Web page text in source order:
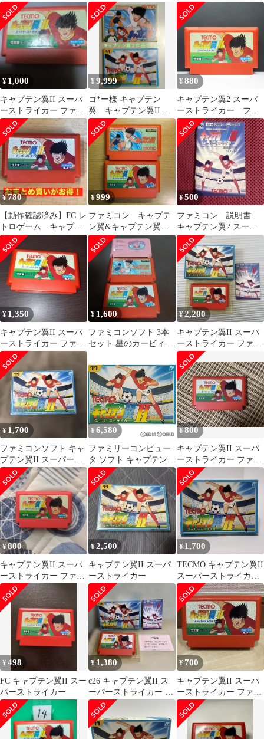
テン翼II スーパースト
ライカー TECMO テク
モ FC
イカー
¥ 1,000
キャプテン翼II スーパ
ーストライカー ファミ
コンソフト
¥9,999
コ*ー様 キャプテン
翼 キャプテン翼IIス
ーパーストライカー
箱・説明書付 テク
¥880
キャプテン翼2 スーパ
ーストライカー ファ
ミコン 動作確認済み
FC
¥780
【動作確認済み】FC レ
トロゲーム キャプテ
ン翼2スーパーストライ
カー
¥999
ファミコン キャプテ
ン翼&キャプテン翼Ⅱ
スーパーストライカー
【カセットのみ】
¥500
ファミコン 説明書
キャプテン翼2 スーパ
ーストライカー
¥ 1,350
キャプテン翼II スーパ
ーストライカー ファミ
コンソフト
¥ 1,600
ファミコンソフト 3本
セット 星のカービィ キ
¥2,200
キャプテン翼II スーパ
ーストライカー ファミ
コンソフト
¥ 1,700
ファミコンソフト キャ
プテン翼II スーパース
トライカー
¥ 6,580
ファミリーコンピュー
タ ソフト キャプテン翼
II スーパーストライカ
ー テクモ
¥800
キャプテン翼II スーパ
ーストライカー ファミ
コンソフト
¥800
キャプテン翼II スーパ
ーストライカー ファミ
コンソフト 動作未確認
¥2,500
キャプテン翼II スーパ
ーストライカー
¥ 1,700
TECMO キャプテン翼II
スーパーストライカー
ファミコンソフト
¥498
FC キャプテン翼II スー
パーストライカー
¥1,380
c26 キャプテン翼II ス
ーパーストライカー フ
ァミコンソフト
¥700
キャプテン翼II スーパ
ーストライカー ファミ
コンソフト